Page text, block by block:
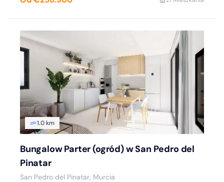
1.0 km
Bungalow Parter (ogród) w San Pedro del
Pinatar
San Pedro del Pinatar, Murcia